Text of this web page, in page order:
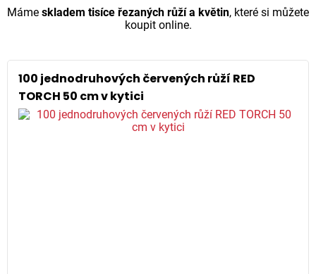
Máme skladem tisíce řezaných růží a květin, které si můžete
koupit online.
100 jednodruhových červených růží RED
TORCH 50 cm v kytici